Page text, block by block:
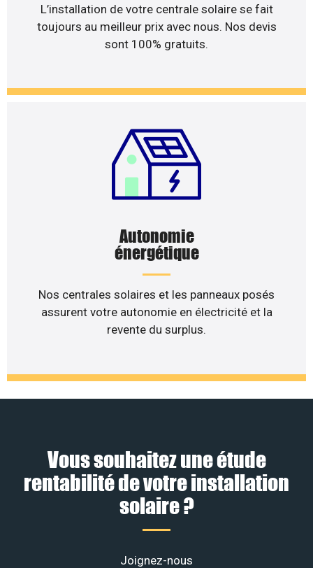
L’installation de votre centrale solaire se fait
toujours au meilleur prix avec nous. Nos devis
sont 100% gratuits.
Autonomie
énergétique
Nos centrales solaires et les panneaux posés
assurent votre autonomie en électricité et la
revente du surplus.
Vous souhaitez une étude
rentabilité de votre installation
solaire ?
Joignez-nous